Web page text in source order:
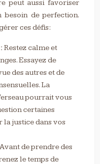
peut aussi favoriser
de perfection.
ces défis:
Restez calme et
Essayez de
des autres et de
La
pourrait vous
certaines
la justice dans vos
Avant de prendre des
le temps de